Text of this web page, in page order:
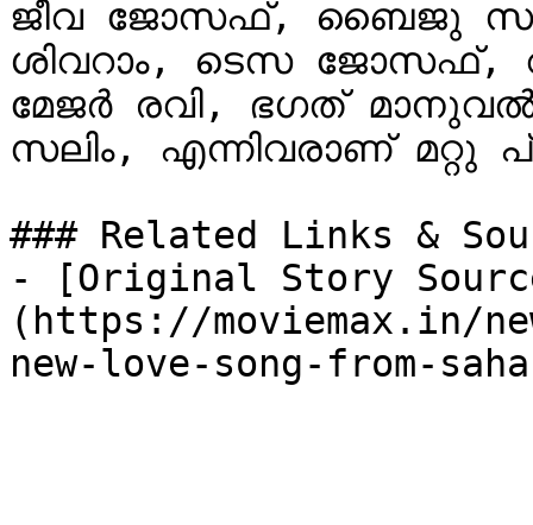
ജീവ ജോസഫ്, ബൈജു
ശിവറാം, ടെസ ജോസഫ്,
മേജർ രവി, ഭഗത്
സലിം, എന്നിവരാണ് മറ്റു
### Related Links &
- [Original Story
(https://moviemax.in/
new-love-song-from-